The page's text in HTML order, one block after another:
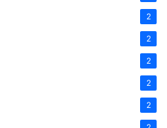
2
2
2
2
2